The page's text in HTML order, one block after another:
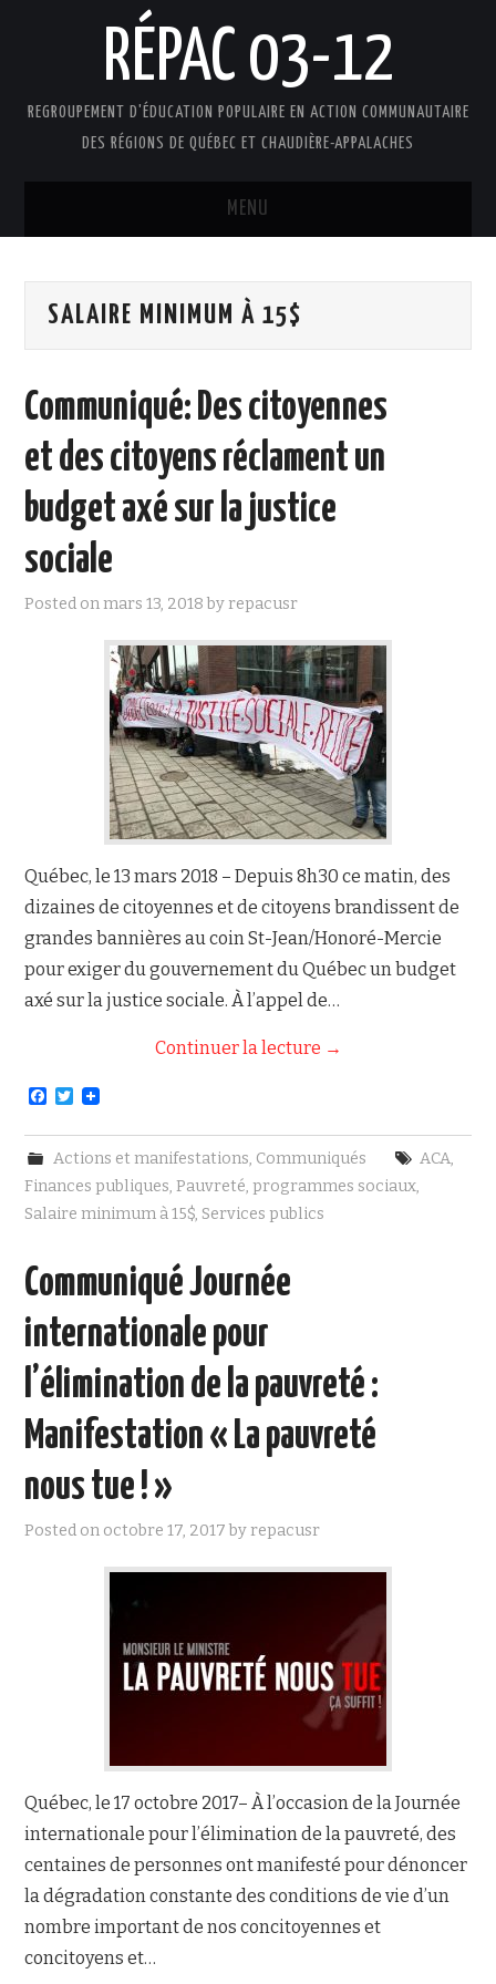
RÉPAC 03-12
REGROUPEMENT D'ÉDUCATION POPULAIRE EN ACTION COMMUNAUTAIRE
DES RÉGIONS DE QUÉBEC ET CHAUDIÈRE-APPALACHES
MENU
PRÉSENTATION
DOCUMENTS
FAIRE UN DON !
NOUS JOINDRE
SALAIRE MINIMUM À 15$
Communiqué: Des citoyennes
et des citoyens réclament un
budget axé sur la justice
sociale
Posted onmars 13, 2018 byrepacusr
Québec, le 13 mars 2018 – Depuis 8h30 ce matin, des
dizaines de citoyennes et de citoyens brandissent de
grandes bannières au coin St-Jean/Honoré-Mercie
pour exiger du gouvernement du Québec un budget
axé sur la justice sociale. À l’appel de…
Continuer la lecture →
F
c
b
o
k
T
i
t
t
e
Actions et manifestations, Communiqués ACA,
Finances publiques,Pauvreté,programmes sociaux,
Salaire minimum à 15$, Services publics
Communiqué Journée
internationale pour
l’élimination de la pauvreté :
Manifestation « La pauvreté
nous tue ! »
Posted on octobre 17, 2017 byrepacusr
Québec, le 17 octobre 2017– À l’occasion de la Journée
internationale pour l’élimination de la pauvreté, des
centaines de personnes ont manifesté pour dénoncer
la dégradation constante des conditions de vie d’un
nombre important de nos concitoyennes et
concitoyens et…